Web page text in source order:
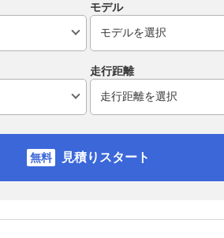
モデル
走行距離
見積りスタート